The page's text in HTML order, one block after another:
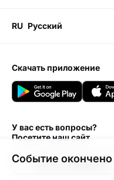
Событие окончено
RU Русский
скачать приложение
У вас есть вопросы?
Посетите наш сайт
Центр поддержки